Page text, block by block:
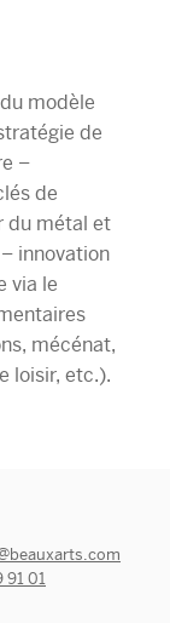
modèle
de
–
de
du métal et
innovation
via le
mécénat,
loisir, etc.).
91 01